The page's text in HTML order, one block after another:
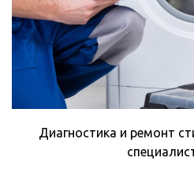
Диагностика и ремонт